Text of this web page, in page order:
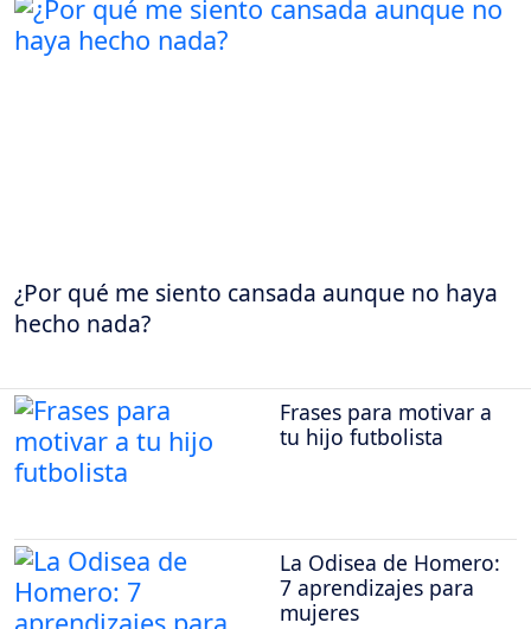
¿Por qué me siento cansada aunque no haya
hecho nada?
Frases para motivar a
tu hijo futbolista
La Odisea de Homero:
7 aprendizajes para
mujeres